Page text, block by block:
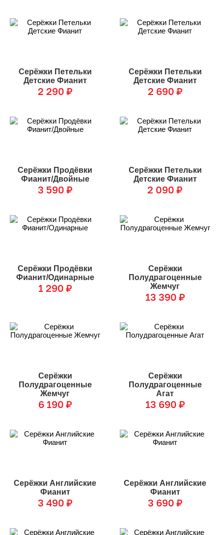
Серёжки Петельки
Детские Фианит
2 290 ₽
Серёжки Петельки
Детские Фианит
2 690 ₽
Серёжки Продёвки
Фианит/Двойные
3 590 ₽
Серёжки Петельки
Детские Фианит
2 090 ₽
Серёжки Продёвки
Фианит/Одинарные
1 290 ₽
Серёжки
Полудрагоценные
Жемчуг
13 390 ₽
Серёжки
Полудрагоценные
Жемчуг
6 190 ₽
Серёжки
Полудрагоценные
Агат
13 690 ₽
Серёжки Английские
Фианит
3 490 ₽
Серёжки Английские
Фианит
3 690 ₽